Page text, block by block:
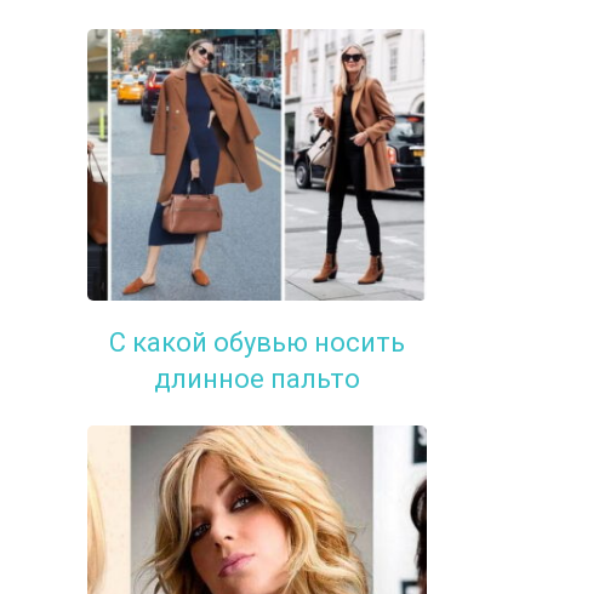
С какой обувью носить
длинное пальто